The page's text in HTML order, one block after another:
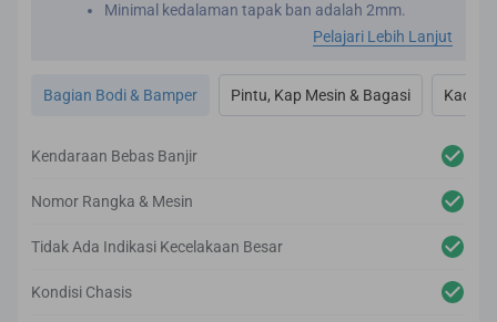
Minimal kedalaman tapak ban adalah 2mm.
Inspeksi menyeluruh dilakukan pada eksterior mobil
Jika ditemukan ketidak sempurnaan pada permukaan
bodi mobil, akan direkondisi sesuai dengan pedoman
Kami juga melakukan pemeriksaan secara menyeluruh
pemeriksaan secara seksama juga dilakukan pada
memastikan semua komponen tersebut sudah
Pelajari Lebih Lanjut
Bagian Bodi & Bamper Pintu, Kap Mesin & Bagasi Kaca &
Kendaraan Bebas Banjir
Nomor Rangka & Mesin
Tidak Ada Indikasi Kecelakaan Besar
Kondisi Chasis